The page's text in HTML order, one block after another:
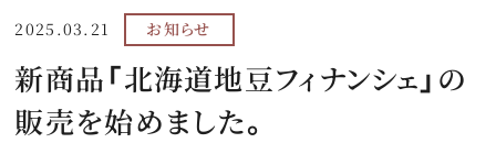
知る・体験する
特集
最新情報
2025.03.21 お知らせ
新商品「北海道地豆フィナンシェ」の
販売を始めました。